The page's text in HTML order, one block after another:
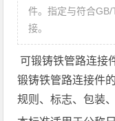
件。指定与符合
接。
可锻铸铁管路连接
锻铸铁管路连接件
规则、标志、包装